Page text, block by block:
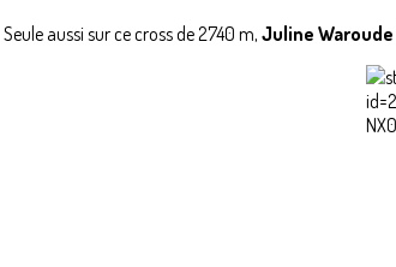
Seule aussi sur ce cross de 2740 m, Juline Waroude